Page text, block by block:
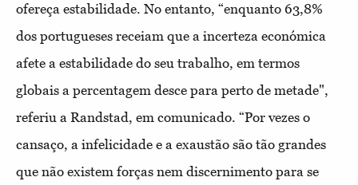
ofereça estabilidade. No entanto, “enquanto 63,8%
dos portugueses receiam que a incerteza económica
afete a estabilidade do seu trabalho, em termos
globais a percentagem desce para perto de metade",
referiu a Randstad, em comunicado. “Por vezes o
cansaço, a infelicidade e a exaustão são tão grandes
que não existem forças nem discernimento para se